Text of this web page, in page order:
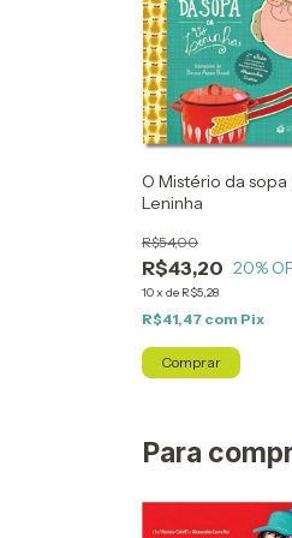
O Mistério da sopa
Leninha
R$43,20
R$54,00
20%
10x de R$5,28
R$41,47 com Pix
Para